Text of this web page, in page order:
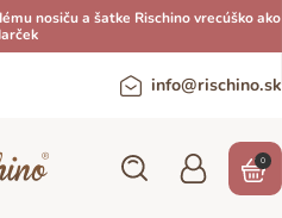
nosiču a šatke Rischino vrecúško ako
info@rischino.sk
0